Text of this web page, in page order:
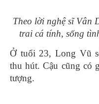
Theo lời nghệ sĩ Vân
trai cá tính, sống
Ở tuổi 23, Long Vũ
thu hút. Cậu cũng có
tượng.